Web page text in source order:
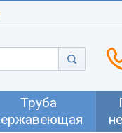
Труба